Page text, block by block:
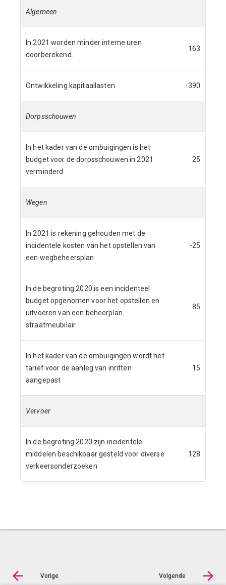
Algemeen
In 2021 worden minder interne uren
doorberekend.
163
Ontwikkeling kapitaallasten -390
Dorpsschouwen
In het kader van de ombuigingen is het
budget voor de dorpsschouwen in 2021
verminderd
25
Wegen
In 2021 is rekening gehouden met de
incidentele kosten van het opstellen van
een wegbeheersplan
-25
In de begroting 2020 is een incidenteel
budget opgenomen voor het opstellen en
uitvoeren van een beheerplan
straatmeubilair
85
In het kader van de ombuigingen wordt het
tarief voor de aanleg van inritten
aangepast
15
Vervoer
In de begroting 2020 zijn incidentele
middelen beschikbaar gesteld voor diverse
verkeersonderzoeken
128
Vorige Volgende